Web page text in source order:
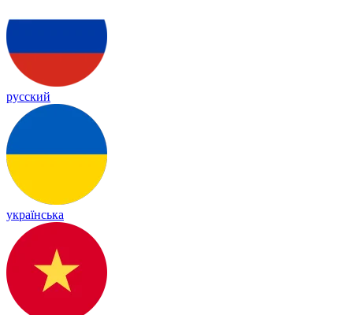
русский
українська